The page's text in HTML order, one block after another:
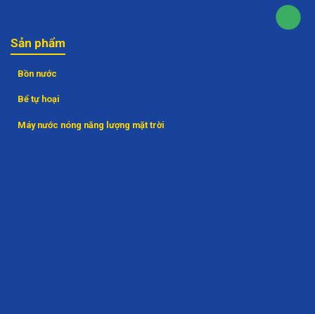
Sản phẩm
Bồn nước
Bể tự hoại
Máy nước nóng năng lượng mặt trời